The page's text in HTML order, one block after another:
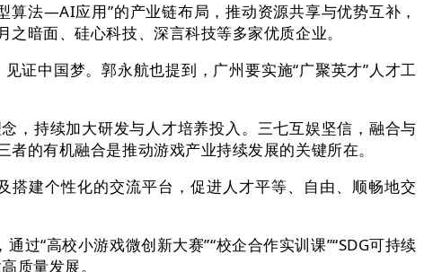
法—AI应用”的产业链布局，推动资源共享与优势互补，
暗面、硅心科技、深言科技等多家优质企业。
中国梦。郭永航也提到，广州要实施“广聚英才”人才工
持续加大研发与人才培养投入。三七互娱坚信，融合与
的有机融合是推动游戏产业持续发展的关键所在‌。
建个性化的交流平台，促进人才平等、自由、顺畅地交
“高校小游戏微创新大赛”“校企合作实训课”“SDG可持续
质量发展。